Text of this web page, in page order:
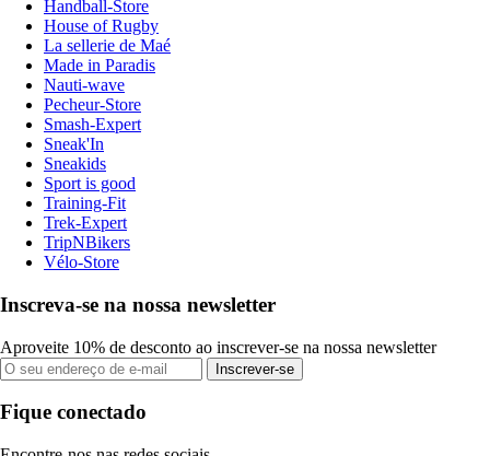
Handball-Store
House of Rugby
La sellerie de Maé
Made in Paradis
Nauti-wave
Pecheur-Store
Smash-Expert
Sneak'In
Sneakids
Sport is good
Training-Fit
Trek-Expert
TripNBikers
Vélo-Store
Inscreva-se na nossa newsletter
Aproveite 10% de desconto ao inscrever-se na nossa newsletter
Inscrever-se
Fique conectado